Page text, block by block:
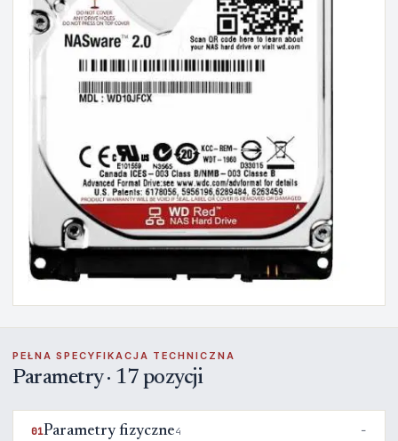
PEŁNA SPECYFIKACJA TECHNICZNA
Parametry · 17 pozycji
01Parametry fizyczne4